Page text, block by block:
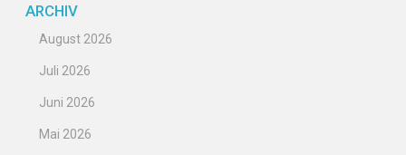
ARCHIV
August 2026
Juli 2026
Juni 2026
Mai 2026